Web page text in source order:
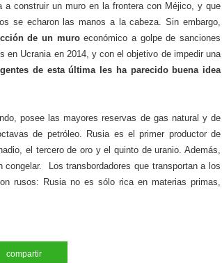
a construir un muro en la frontera con Méjico, y que
se echaron las manos a la cabeza. Sin embargo,
de un muroeconómico a golpe de sanciones
Ucrania en 2014, y con el objetivo de impedir una
de esta última les ha parecido buena idea
posee las mayores reservas de gas natural y de
de petróleo. Rusia es el primer productor de
el tercero de oro y el quinto de uranio. Además,
Los transbordadores que transportan a los
rusos: Rusia no es sólo rica en materias primas,
compartir